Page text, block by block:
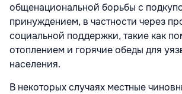
общенациональной борьбы с
принуждением, в частности через
социальной поддержки, такие как
отоплением и горячие обеды для
населения.
В некоторых случаях местные